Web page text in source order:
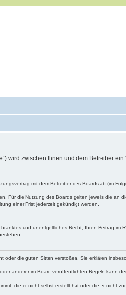
wird zwischen Ihnen und dem Betreiber
mit dem Betreiber des Boards ab (im
Für die Nutzung des Boards gelten jeweils die an
einer Frist jederzeit gekündigt werden.
und unentgeltliches Recht, Ihren Beitrag im
die guten Sitten verstoßen. Sie erklären
anderer im Board veröffentlichten Regeln kann
die er nicht selbst erstellt hat oder die er nicht